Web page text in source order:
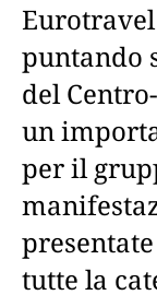
puntando
del
un
per il
tutte la